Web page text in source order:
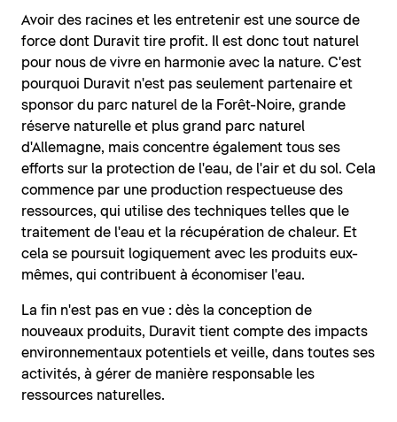
Avoir des racines et les entretenir est une source de
force dont Duravit tire profit. Il est donc tout naturel
pour nous de vivre en harmonie avec la nature. C'est
pourquoi Duravit n'est pas seulement partenaire et
sponsor du parc naturel de la Forêt-Noire, grande
réserve naturelle et plus grand parc naturel
d'Allemagne, mais concentre également tous ses
efforts sur la protection de l'eau, de l'air et du sol. Cela
commence par une production respectueuse des
ressources, qui utilise des techniques telles que le
traitement de l'eau et la récupération de chaleur. Et
cela se poursuit logiquement avec les produits eux-
mêmes, qui contribuent à économiser l'eau.
La fin n'est pas en vue : dès la conception de
nouveaux produits, Duravit tient compte des impacts
environnementaux potentiels et veille, dans toutes ses
activités, à gérer de manière responsable les
ressources naturelles.